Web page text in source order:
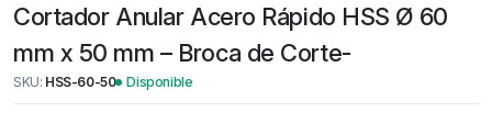
Cortador Anular Acero Rápido HSS Ø 60
mm x 50 mm – Broca de Corte-
SKU: HSS-60-50 Disponible